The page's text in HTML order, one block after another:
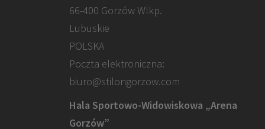
66-400 Gorzów Wlkp.
Lubuskie
POLSKA
Poczta elektroniczna:
biuro@stilongorzow.com
Hala Sportowo-Widowiskowa „Arena
Gorzów”